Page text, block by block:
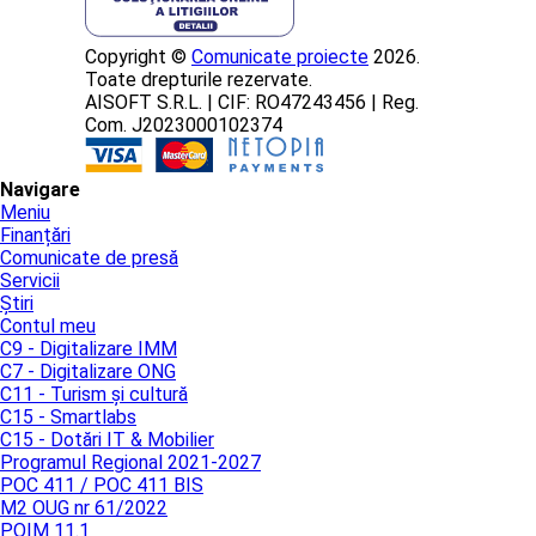
Copyright © Comunicate proiecte 2026.
Toate drepturile rezervate.
AISOFT S.R.L. | CIF: RO47243456 | Reg.
Com. J2023000102374
Navigare
Meniu
Finanțări
Comunicate de presă
Servicii
Știri
Contul meu
C9 - Digitalizare IMM
C7 - Digitalizare ONG
C11 - Turism și cultură
C15 - Smartlabs
C15 - Dotări IT & Mobilier
Programul Regional 2021-2027
POC 411 / POC 411 BIS
M2 OUG nr 61/2022
POIM 11.1